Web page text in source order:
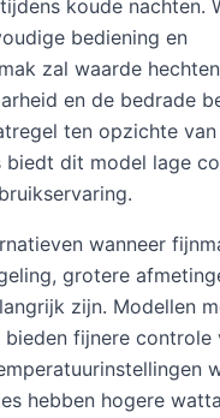
koude nachten.
bediening en
zal waarde
en de bedrade
ten opzichte
biedt dit model lage
wanneer
grotere
zijn. Modellen
bieden fijnere controle
hebben hogere